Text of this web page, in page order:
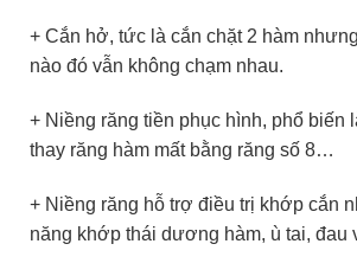
+ Cắn hở, tức là cắn chặt 2 hàm
nào đó vẫn không chạm nhau.
+ Niềng răng tiền phục hình, phổ biến
thay răng hàm mất bằng răng số 8…
+ Niềng răng hỗ trợ điều trị khớp cắn
năng khớp thái dương hàm, ù tai, đau